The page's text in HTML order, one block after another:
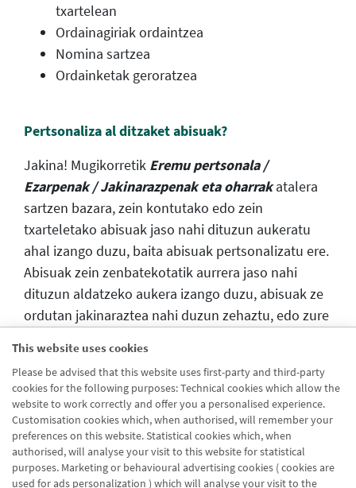
This website uses cookies
Please be advised that this website uses first-party and third-party
cookies for the following purposes: Technical cookies which allow the
website to work correctly and offer you a personalised experience.
Customisation cookies which, when authorised, will remember your
preferences on this website. Statistical cookies which, when
authorised, will analyse your visit to this website for statistical
purposes. Marketing or behavioural advertising cookies ( cookies are
used for ads personalization ) which will analyse your visit to the
txartelean
Ordainagiriak ordaintzea
Nomina sartzea
Ordainketak geroratzea
Pertsonaliza al ditzaket abisuak?
Jakina! Mugikorretik Eremu pertsonala /
Ezarpenak / Jakinarazpenak eta oharrakatalera
sartzen bazara, zein kontutako edo zein
txarteletako abisuak jaso nahi dituzun aukeratu
ahal izango duzu, baita abisuak pertsonalizatu ere.
Abisuak zein zenbatekotatik aurrera jaso nahi
dituzun aldatzeko aukera izango duzu, abisuak ze
ordutan jakinaraztea nahi duzun zehaztu, edo zure